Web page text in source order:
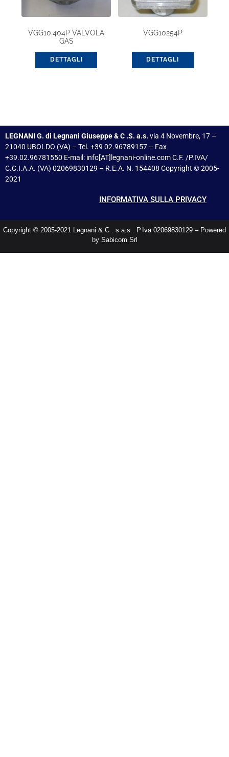
VGG10.404P VALVOLA
GAS
DETTAGLI
VGG10254P
DETTAGLI
LEGNANI G. di Legnani Giuseppe & C .S. a.s. via 4 Novembre, 17 –
21040 UBOLDO (VA) – Tel. +39 02.96789157 – Fax
+39.02.96781550 E-mail: info[AT]legnani-online.com C.F. /P.IVA/
C.C.I.A.A. (VA) 02069830129 – R.E.A. N. 154408 Copyright © 2005-
2021
INFORMATIVA SULLA PRIVACY
Copyright © 2005-2021 Legnani & C . s.a.s.. P.Iva 02069830129 – Powered
by Sabicom Srl